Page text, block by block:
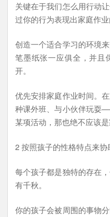
关键在于我们怎么用行动
过你的行为表现出家庭作业
创造一个适合学习的环境
笔墨纸张一应俱全，并且
开。
优先安排家庭作业时间。
种课外班、与小伙伴玩耍
某项活动，那也绝不应该是
2 按照孩子的性格特点来
每个孩子都是独特的存在
有千秋。
你的孩子会被周围的事物